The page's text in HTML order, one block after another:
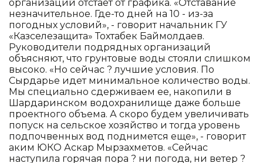
организаций отстает от графика. «Отставание
незначительное. Где-то дней на 10 - из-за
погодных условий», - говорит начальник ГУ
«Казселезащита» Тохтабек Баймолдаев.
Руководители подрядных организаций
объясняют, что грунтовые воды стояли слишком
высоко. «Но сейчас ? лучшие условия. По
Сырдарье идет минимальное количество воды.
Мы специально сдерживаем ее, накопили в
Шардаринском водохранилище даже больше
проектного объема. А скоро будем увеличивать
попуск на сельское хозяйство и тогда уровень
подпочвенных вод поднимется еще», - говорит
аким ЮКО Аскар Мырзахметов. «Сейчас
наступила горячая пора ? ни погода, ни ветер ?